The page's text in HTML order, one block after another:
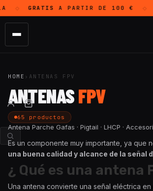
◇ GRATISA PARTIR DE 100 € ◇
HOME › ANTENAS FPV
ANTENASFPV
65 productos
Antena Parche Gafas · Pigtail · LHCP ·
Es un componente muy importante, ya que
una buena calidad y alcance de la señal
¿ Qué es una antena
Una antena convierte una señal eléctrica en